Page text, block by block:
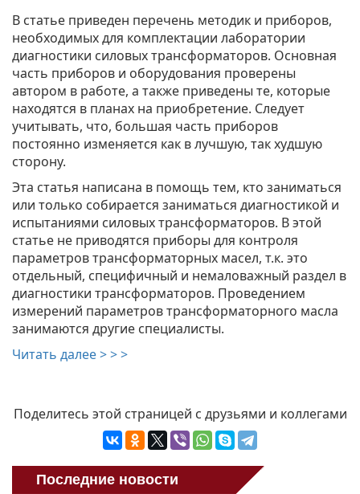
В статье приведен перечень методик и приборов,
необходимых для комплектации лаборатории
диагностики силовых трансформаторов. Основная
часть приборов и оборудования проверены
автором в работе, а также приведены те, которые
находятся в планах на приобретение. Следует
учитывать, что, большая часть приборов
постоянно изменяется как в лучшую, так худшую
сторону.
Эта статья написана в помощь тем, кто заниматься
или только собирается заниматься диагностикой и
испытаниями силовых трансформаторов. В этой
статье не приводятся приборы для контроля
параметров трансформаторных масел, т.к. это
отдельный, специфичный и немаловажный раздел в
диагностики трансформаторов. Проведением
измерений параметров трансформаторного масла
занимаются другие специалисты.
Читать далее > > >
Поделитесь этой страницей с друзьями и коллегами
Последние новости